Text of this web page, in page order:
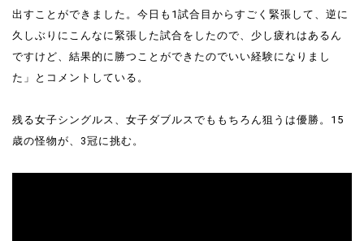
出すことができました。今日も1試合目からすごく緊張して、逆に
久しぶりにこんなに緊張した試合をしたので、少し疲れはあるん
ですけど、結果的に勝つことができたのでいい経験になりまし
た」とコメントしている。
残る女子シングルス、女子ダブルスでももちろん狙うは優勝。15
歳の怪物が、3冠に挑む。